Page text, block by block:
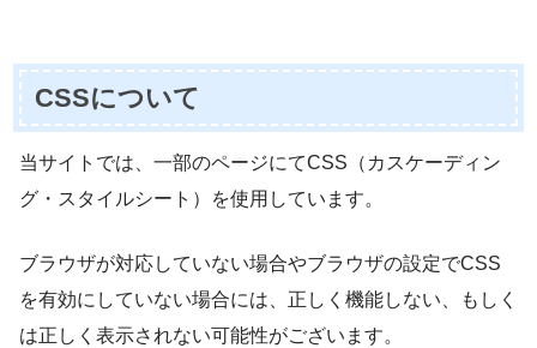
CSSについて
当サイトでは、一部のページにてCSS（カスケーディン
グ・スタイルシート）を使用しています。
ブラウザが対応していない場合やブラウザの設定でCSS
を有効にしていない場合には、正しく機能しない、もしく
は正しく表示されない可能性がございます。